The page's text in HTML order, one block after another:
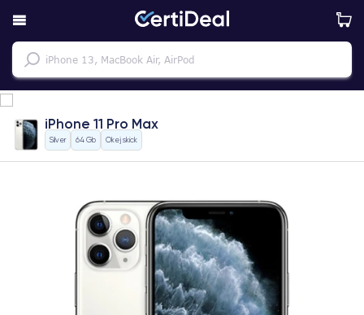
iPhone 11 Pro Max
Silver 64 Gb Okej skick